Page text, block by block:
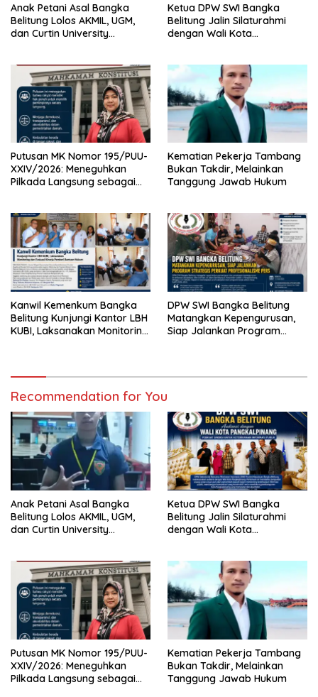
Anak Petani Asal Bangka
Belitung Lolos AKMIL, UGM,
dan Curtin University
Ketua DPW SWI Bangka
Belitung Jalin Silaturahmi
dengan Wali Kota
Putusan MK Nomor 195/PUU-
XXIV/2026: Meneguhkan
Pilkada Langsung sebagai
Kematian Pekerja Tambang
Bukan Takdir, Melainkan
Tanggung Jawab Hukum
Kanwil Kemenkum Bangka
Belitung Kunjungi Kantor LBH
KUBI, Laksanakan Monitoring
DPW SWI Bangka Belitung
Matangkan Kepengurusan,
Siap Jalankan Program
Recommendation for You
Anak Petani Asal Bangka
Belitung Lolos AKMIL, UGM,
dan Curtin University
Ketua DPW SWI Bangka
Belitung Jalin Silaturahmi
dengan Wali Kota
Putusan MK Nomor 195/PUU-
XXIV/2026: Meneguhkan
Pilkada Langsung sebagai
Kematian Pekerja Tambang
Bukan Takdir, Melainkan
Tanggung Jawab Hukum